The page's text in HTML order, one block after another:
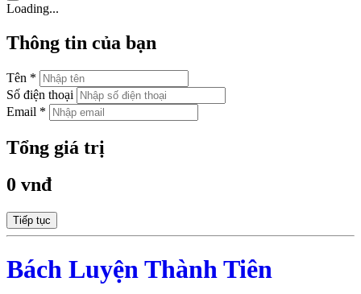
Loading...
Thông tin của bạn
Tên *
Số điện thoại
Email *
Tổng giá trị
0 vnđ
Tiếp tục
Bách Luyện Thành Tiên